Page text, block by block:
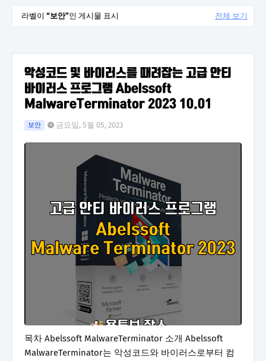
라벨이 보안 인 게시물 표시 전체 보기
악성코드 및 바이러스를 때려잡는 고급 안티
바이러스 프로그램 Abelssoft
MalwareTerminator 2023 10.01
보안 금요일, 5월 05, 2023
목차 Abelssoft MalwareTerminator 소개 Abelssoft
MalwareTerminator는 악성코드와 바이러스로부터 컴